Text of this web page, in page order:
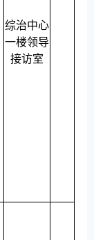
综治中心
一楼领导
接访室